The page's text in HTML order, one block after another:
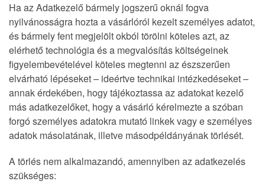
Ha az Adatkezelő bármely jogszerű oknál fogva
nyilvánosságra hozta a vásárlóról kezelt személyes adatot,
és bármely fent megjelölt okból törölni köteles azt, az
elérhető technológia és a megvalósítás költségeinek
figyelembevételével köteles megtenni az észszerűen
elvárható lépéseket – ideértve technikai intézkedéseket –
annak érdekében, hogy tájékoztassa az adatokat kezelő
más adatkezelőket, hogy a vásárló kérelmezte a szóban
forgó személyes adatokra mutató linkek vagy e személyes
adatok másolatának, illetve másodpéldányának törlését.
A törlés nem alkalmazandó, amennyiben az adatkezelés
szükséges: